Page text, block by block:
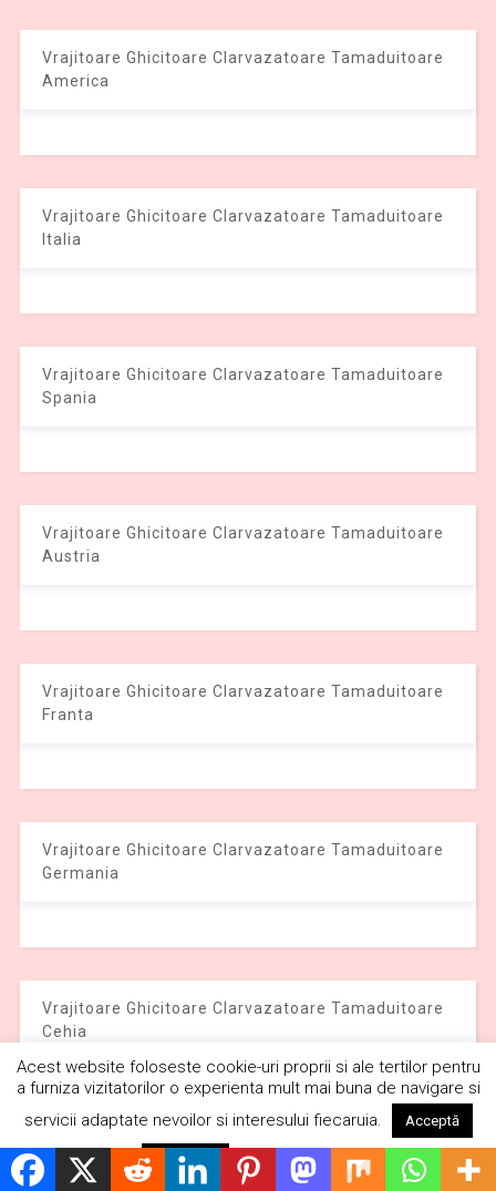
Vrajitoare Ghicitoare Clarvazatoare Tamaduitoare
America
Vrajitoare Ghicitoare Clarvazatoare Tamaduitoare
Italia
Vrajitoare Ghicitoare Clarvazatoare Tamaduitoare
Spania
Vrajitoare Ghicitoare Clarvazatoare Tamaduitoare
Austria
Vrajitoare Ghicitoare Clarvazatoare Tamaduitoare
Franta
Vrajitoare Ghicitoare Clarvazatoare Tamaduitoare
Germania
Vrajitoare Ghicitoare Clarvazatoare Tamaduitoare
Cehia
Vrajitoare Ghicitoare Clarvazatoare Tamaduitoare
Acest website foloseste cookie-uri proprii si ale tertilor pentru
a furniza vizitatorilor o experienta mult mai buna de navigare si
servicii adaptate nevoilor si interesului fiecaruia.
Acceptă
Respinge Citește mai mult